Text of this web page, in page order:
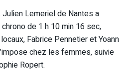
Lemeriel de Nantes a
de 1 h 10 min 16 sec,
Fabrice Pennetier et Yoann
chez les femmes, suivie
Ropert.